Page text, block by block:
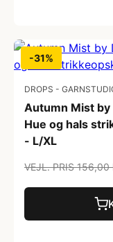
-31%
DROPS -
Autumn Mist by
Hue og hals
- L/XL
VEJL. PRIS 156,00